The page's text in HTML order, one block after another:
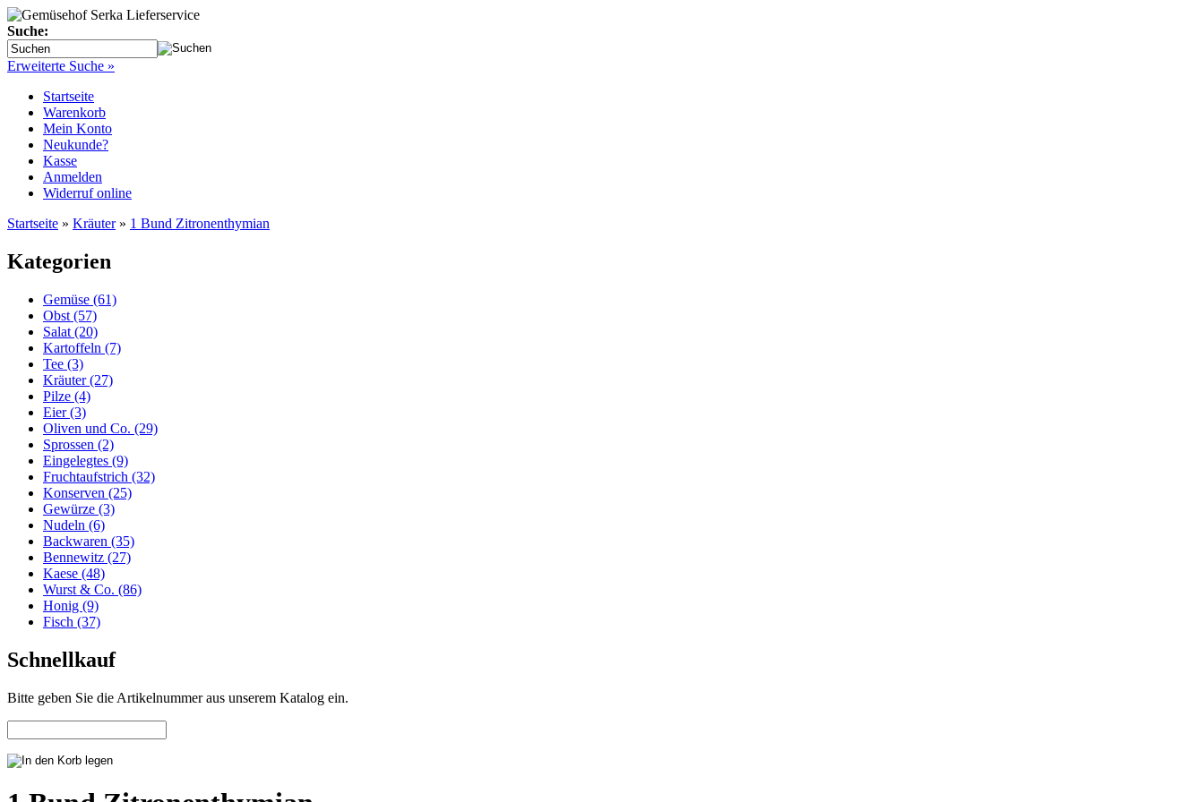
Suche:
Erweiterte Suche »
Startseite
Warenkorb
Mein Konto
Neukunde?
Kasse
Anmelden
Widerruf online
Startseite » Kräuter» 1 Bund Zitronenthymian
Kategorien
Gemüse (61)
Obst (57)
Salat (20)
Kartoffeln (7)
Tee (3)
Kräuter (27)
Pilze (4)
Eier (3)
Oliven und Co. (29)
Sprossen (2)
Eingelegtes (9)
Fruchtaufstrich (32)
Konserven (25)
Gewürze (3)
Nudeln (6)
Backwaren (35)
Bennewitz (27)
Kaese (48)
Wurst & Co. (86)
Honig (9)
Fisch (37)
Schnellkauf
Bitte geben Sie die Artikelnummer aus unserem Katalog ein.